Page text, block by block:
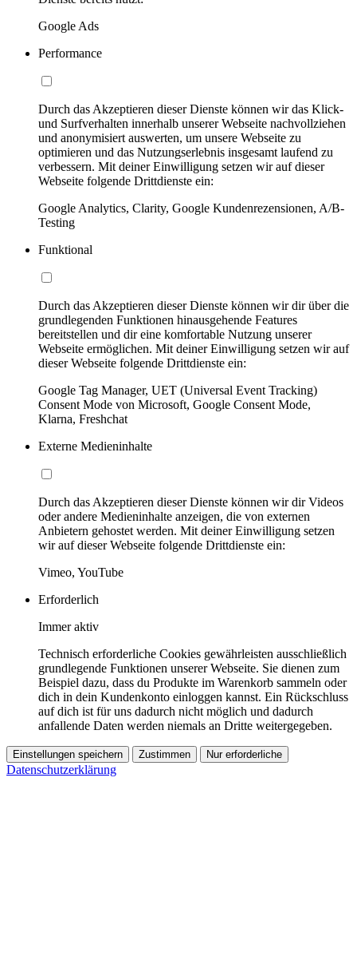
Google Ads
Performance
Durch das Akzeptieren dieser Dienste können wir das Klick-
und Surfverhalten innerhalb unserer Webseite nachvollziehen
und anonymisiert auswerten, um unsere Webseite zu
optimieren und das Nutzungserlebnis insgesamt laufend zu
verbessern. Mit deiner Einwilligung setzen wir auf dieser
Webseite folgende Drittdienste ein:
Google Analytics, Clarity, Google Kundenrezensionen, A/B-
Testing
Funktional
Durch das Akzeptieren dieser Dienste können wir dir über die
grundlegenden Funktionen hinausgehende Features
bereitstellen und dir eine komfortable Nutzung unserer
Webseite ermöglichen. Mit deiner Einwilligung setzen wir auf
dieser Webseite folgende Drittdienste ein:
Google Tag Manager, UET (Universal Event Tracking)
Consent Mode von Microsoft, Google Consent Mode,
Klarna, Freshchat
Externe Medieninhalte
Durch das Akzeptieren dieser Dienste können wir dir Videos
oder andere Medieninhalte anzeigen, die von externen
Anbietern gehostet werden. Mit deiner Einwilligung setzen
wir auf dieser Webseite folgende Drittdienste ein:
Vimeo, YouTube
Erforderlich
Immer aktiv
Technisch erforderliche Cookies gewährleisten ausschließlich
grundlegende Funktionen unserer Webseite. Sie dienen zum
Beispiel dazu, dass du Produkte im Warenkorb sammeln oder
dich in dein Kundenkonto einloggen kannst. Ein Rückschluss
auf dich ist für uns dadurch nicht möglich und dadurch
anfallende Daten werden niemals an Dritte weitergegeben.
Einstellungen speichern Zustimmen Nur erforderliche
Datenschutzerklärung